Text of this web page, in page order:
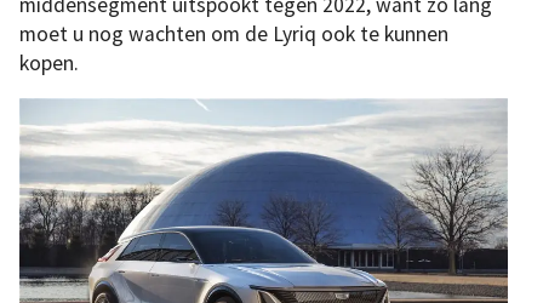
moet u nog wachten om de Lyriq ook te kunnen
kopen.